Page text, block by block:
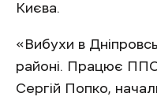
Києва.
«Вибухи в
районі. Працює
Сергій Попко,